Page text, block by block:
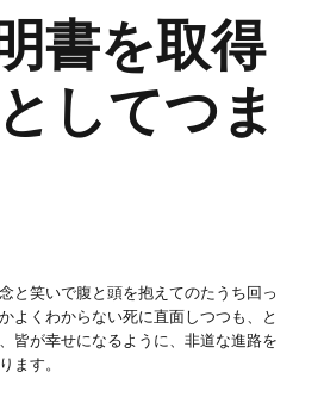
書を取得
してつま
と笑いで腹と頭を抱えてのたうち回っ
よくわからない死に直面しつつも、と
皆が幸せになるように、非道な進路を
ます。